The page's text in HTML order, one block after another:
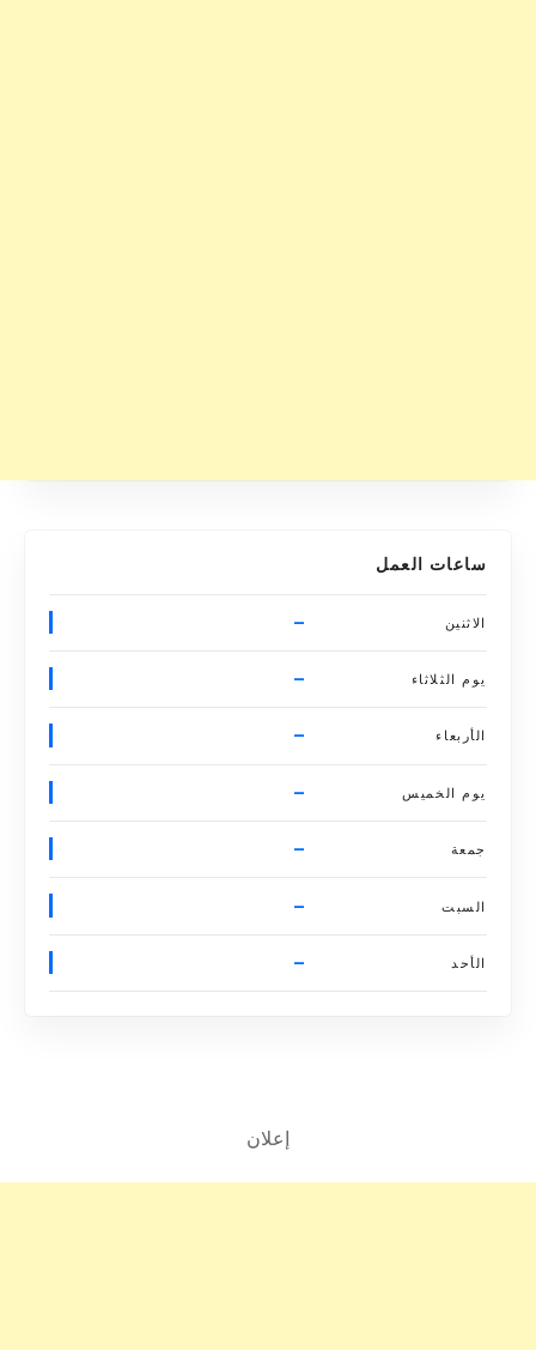
ساعات العمل
الاثنين –
يوم الثلاثاء –
الأربعاء –
يوم الخميس –
جمعة –
السبت –
الأحد –
إعلان